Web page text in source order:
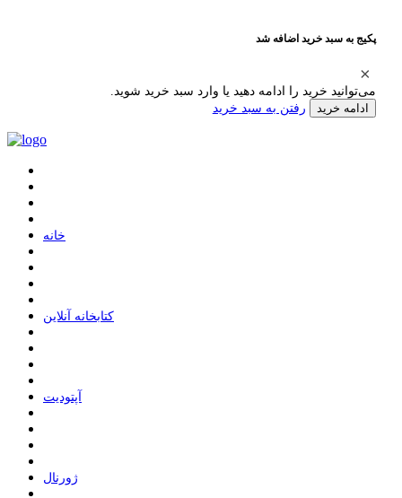
پکیج به سبد خرید اضافه شد
می‌توانید خرید را ادامه دهید یا وارد سبد خرید شوید.
ادامه خرید رفتن به سبد خرید
ﺧﺎﻧﻪ
ﮐﺘﺎﺑﺨﺎﻧﻪ ﺁﻧﻼﯾﻦ
ﺁﭘﺘﻮﺩﯾﺖ
ﮊﻭﺭﻧﺎﻝ